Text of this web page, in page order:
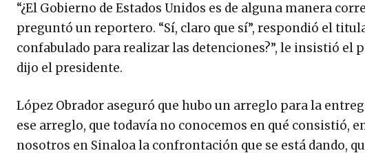
“¿El Gobierno de Estados Unidos es de alguna manera
preguntó un reportero. “Sí, claro que sí”, respondió el
confabulado para realizar las detenciones?”, le insistió el
dijo el presidente.
López Obrador aseguró que hubo un arreglo para la
ese arreglo, que todavía no conocemos en qué consistió,
nosotros en Sinaloa la confrontación que se está dando,